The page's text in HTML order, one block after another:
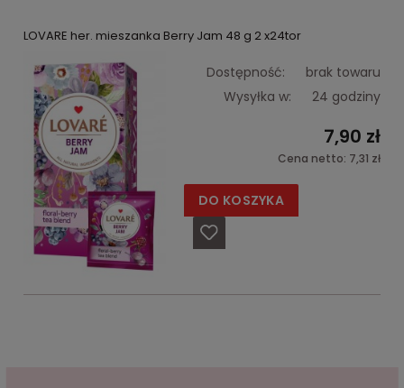
LOVARE her. mieszanka Berry Jam 48 g 2 x24tor
Dostępność:
brak towaru
Wysyłka w:
24 godziny
7,90 zł
Cena netto: 7,31 zł
DO KOSZYKA